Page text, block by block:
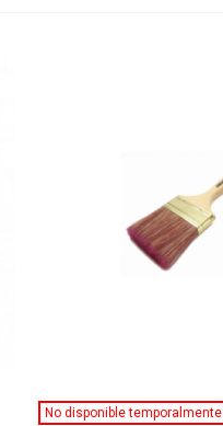
Ver Más
No disponible temporalmente